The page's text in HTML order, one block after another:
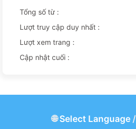
Tổng số từ :
Lượt truy cập duy nhất :
Lượt xem trang :
Cập nhật cuối :
🌐Select Language/